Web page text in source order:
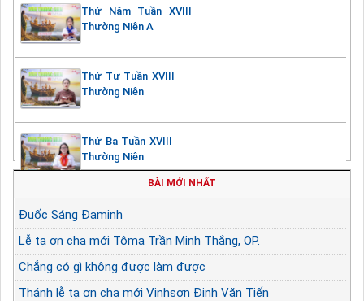
Thứ Năm Tuần XVIII
Thường Niên A
Thứ Tư Tuần XVIII
Thường Niên
Thứ Ba Tuần XVIII
Thường Niên
BÀI MỚI NHẤT
Đuốc Sáng Đaminh
Lễ tạ ơn cha mới Tôma Trần Minh Thắng, OP.
Chẳng có gì không được làm được
Thánh lễ tạ ơn cha mới Vinhsơn Đinh Văn Tiến